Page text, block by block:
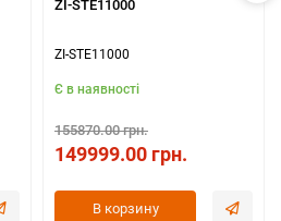
ZI-STE11000
ZI-STE11000
Є в наявності
155870.00 грн.
149999.00 грн.
В корзину